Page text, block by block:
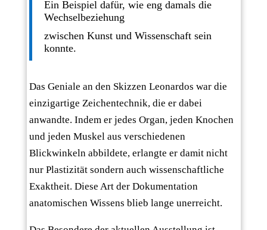
Ein Beispiel dafür, wie eng damals die
Wechselbeziehung
zwischen Kunst und Wissenschaft sein
konnte.
Das Geniale an den Skizzen Leonardos war die
einzigartige Zeichentechnik, die er dabei
anwandte. Indem er jedes Organ, jeden Knochen
und jeden Muskel aus verschiedenen
Blickwinkeln abbildete, erlangte er damit nicht
nur Plastizität sondern auch wissenschaftliche
Exaktheit. Diese Art der Dokumentation
anatomischen Wissens blieb lange unerreicht.